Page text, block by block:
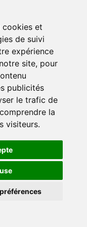
cookies et
de suivi
expérience
site, pour
publicités
le trafic de
la
visiteurs.